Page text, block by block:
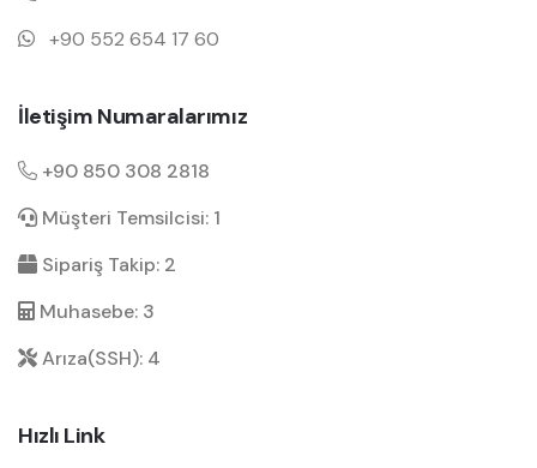
+90 552 654 17 60
İletişim Numaralarımız
+90 850 308 2818
Müşteri Temsilcisi: 1
Sipariş Takip: 2
Muhasebe: 3
Arıza(SSH): 4
Hızlı Link